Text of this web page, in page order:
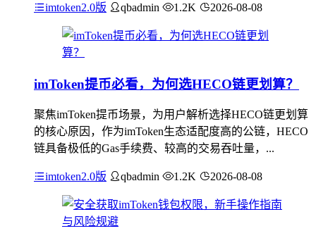
imtoken2.0版 qbadmin 1.2K 2026-08-08
imToken提币必看，为何选HECO链更划算？
聚焦imToken提币场景，为用户解析选择HECO链更划算
的核心原因，作为imToken生态适配度高的公链，HECO
链具备极低的Gas手续费、较高的交易吞吐量，...
imtoken2.0版 qbadmin 1.2K 2026-08-08